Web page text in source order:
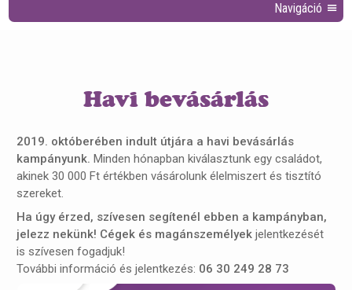
Navigáció
Havi bevásárlás
2019. októberében indult útjára a havi bevásárlás
kampányunk. Minden hónapban kiválasztunk egy családot,
akinek 30 000 Ft értékben vásárolunk élelmiszert és tisztító
szereket.
Ha úgy érzed, szívesen segítenél ebben a kampányban,
jelezz nekünk! Cégek és magánszemélyek jelentkezését
is szívesen fogadjuk!
További információ és jelentkezés: 06 30 249 28 73